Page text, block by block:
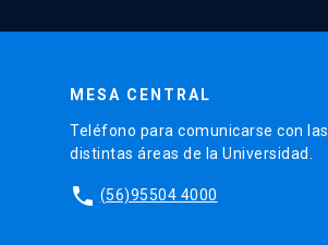
MESA CENTRAL
Teléfono para comunicarse con las
distintas áreas de la Universidad.
phone (56)95504 4000